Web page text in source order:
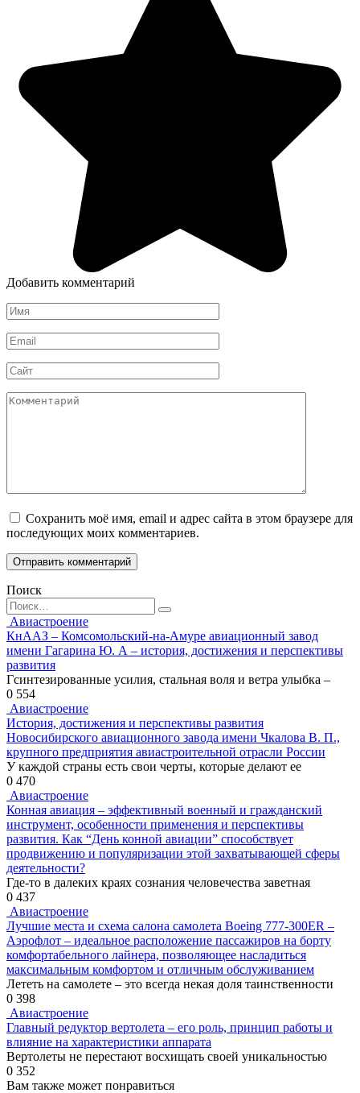
Добавить комментарий
Имя
*
Email
*
Сайт
Комментарий
Сохранить моё имя, email и адрес сайта в этом браузере для
последующих моих комментариев.
Поиск
Search
for:
Авиастроение
КнААЗ – Комсомольский-на-Амуре авиационный завод
имени Гагарина Ю. А – история, достижения и перспективы
развития
Гсинтезированные усилия, стальная воля и ветра улыбка –
0 554
Авиастроение
История, достижения и перспективы развития
Новосибирского авиационного завода имени Чкалова В. П.,
крупного предприятия авиастроительной отрасли России
У каждой страны есть свои черты, которые делают ее
0 470
Авиастроение
Конная авиация – эффективный военный и гражданский
инструмент, особенности применения и перспективы
развития. Как “День конной авиации” способствует
продвижению и популяризации этой захватывающей сферы
деятельности?
Где-то в далеких краях сознания человечества заветная
0 437
Авиастроение
Лучшие места и схема салона самолета Boeing 777-300ER –
Аэрофлот – идеальное расположение пассажиров на борту
комфортабельного лайнера, позволяющее насладиться
максимальным комфортом и отличным обслуживанием
Лететь на самолете – это всегда некая доля таинственности
0 398
Авиастроение
Главный редуктор вертолета – его роль, принцип работы и
влияние на характеристики аппарата
Вертолеты не перестают восхищать своей уникальностью
0 352
Вам также может понравиться